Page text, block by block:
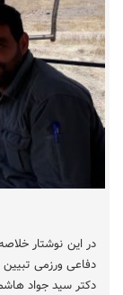
در این نوشتار
دفاعی ورزمی
دکتر سید جواد